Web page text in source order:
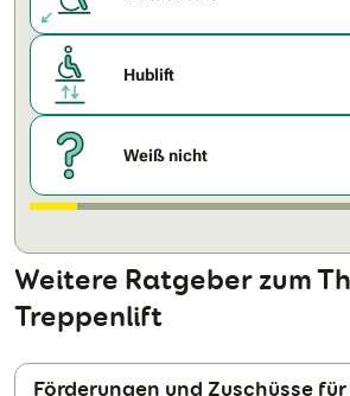
Hublift
Weiß nicht
Weitere Ratgeber zum
Treppenlift
Förderungen und Zuschüsse für